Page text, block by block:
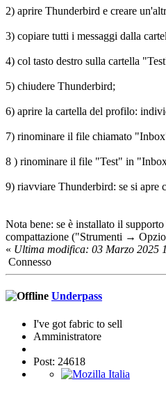
2) aprire Thunderbird e creare
3) copiare tutti i messaggi dalla
4) col tasto destro sulla cartella
5) chiudere Thunderbird;
6) aprire la cartella del profilo:
7) rinominare il file chiamato
8 ) rinominare il file "Test" in
9) riavviare Thunderbird: se si
Nota bene: se è installato il
compattazione ("Strumenti →
« Ultima modifica: 03 Marzo 2025
Connesso
Underpass
I've got fabric to sell
Amministratore
Post: 24618